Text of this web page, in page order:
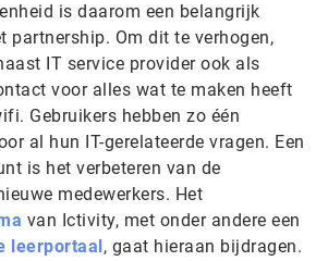
is daarom een belangrijk
partnership. Om dit te verhogen,
IT service provider ook als
voor alles wat te maken heeft
Gebruikers hebben zo één
al hun IT-gerelateerde vragen. Een
is het verbeteren van de
medewerkers. Het
van Ictivity, met onder andere een
leerportaal, gaat hieraan bijdragen.